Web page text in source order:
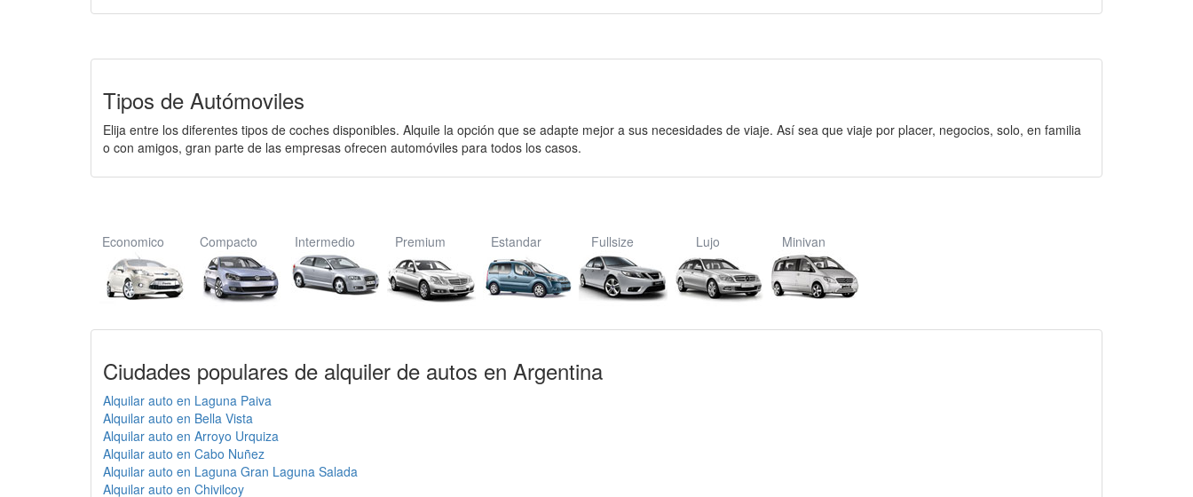
Tipos de Autómoviles
Elija entre los diferentes tipos de coches disponibles. Alquile la opción que se adapte mejor a sus necesidades de viaje. Así sea que viaje por placer, negocios, solo, en familia
o con amigos, gran parte de las empresas ofrecen automóviles para todos los casos.
Economico Compacto Intermedio Premium Estandar Fullsize Lujo Minivan
Ciudades populares de alquiler de autos en Argentina
Alquilar auto en Laguna Paiva
Alquilar auto en Bella Vista
Alquilar auto en Arroyo Urquiza
Alquilar auto en Cabo Nuñez
Alquilar auto en Laguna Gran Laguna Salada
Alquilar auto en Chivilcoy